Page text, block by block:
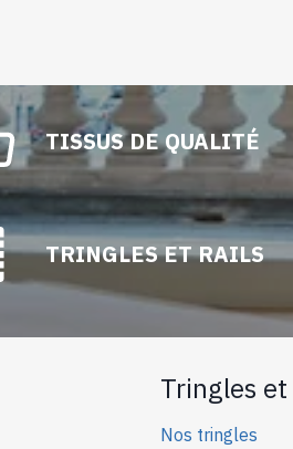
TISSUS DE QUALITÉ
TRINGLES ET RAILS
Tringles
Nos tringles